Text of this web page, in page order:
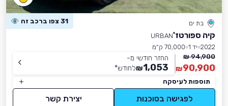
בת ים 31 צפו ברכב זה
קיה ספורטז'URBAN
2022 יד 1
70,000 ק״מ
94,900 ₪
90,900
₪
החזר חודשי מ-
1,053
₪לחודש*
תוספות לעיסקה
לפגישה בסוכנות יצירת קשר